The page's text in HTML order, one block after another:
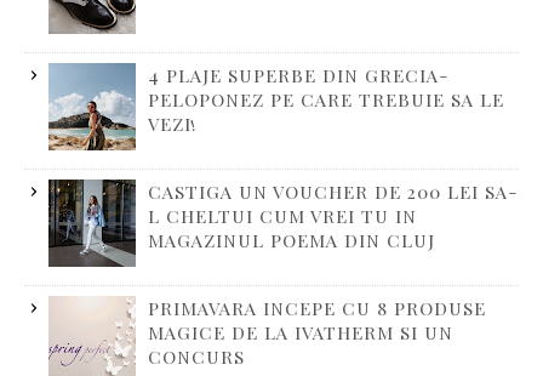
4 PLAJE SUPERBE DIN GRECIA-
PELOPONEZ PE CARE TREBUIE SA LE
VEZI!
CASTIGA UN VOUCHER DE 200 LEI SA-
L CHELTUI CUM VREI TU IN
MAGAZINUL POEMA DIN CLUJ
PRIMAVARA INCEPE CU 8 PRODUSE
MAGICE DE LA IVATHERM SI UN
CONCURS